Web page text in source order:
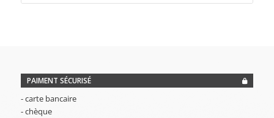
PAIMENT SÉCURISÉ
- carte bancaire
- chèque